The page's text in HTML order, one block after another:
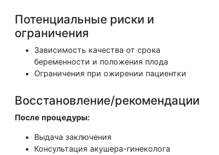
Потенциальные риски и
ограничения
Зависимость качества от срока
беременности и положения плода
Ограничения при ожирении пациентки
Восстановление/рекомендации
После процедуры:
Выдача заключения
Консультация акушера-гинеколога